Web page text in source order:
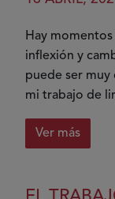
Hay
inflexión y
puede ser
mi trabajo de
Ver más
sobre
a